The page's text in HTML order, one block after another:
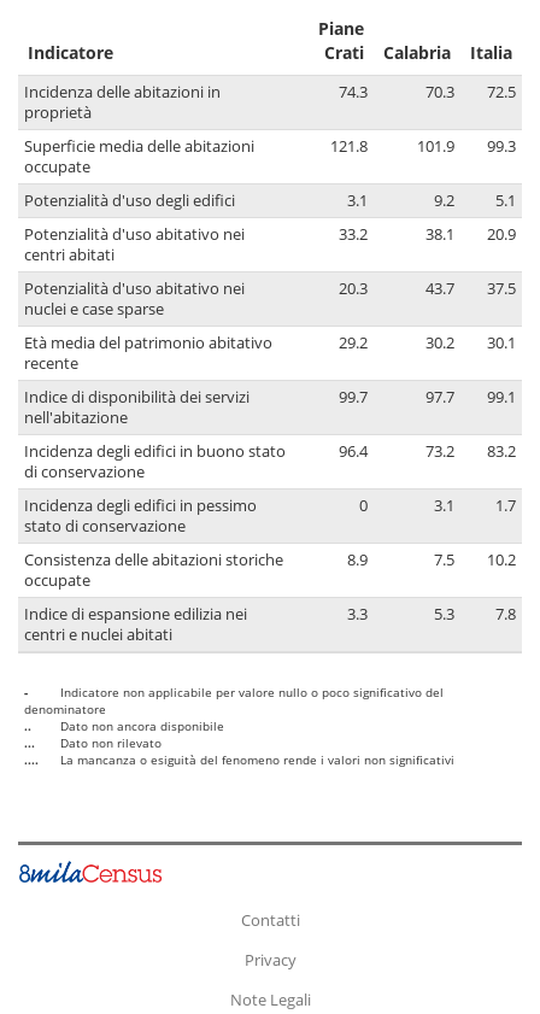
Indicatore
Piane
Crati
Calabria Italia
Incidenza delle abitazioni in
proprietà
74.3 70.3 72.5
Superficie media delle abitazioni
occupate
121.8 101.9 99.3
Potenzialità d'uso degli edifici 3.1 9.2
5.1
Potenzialità d'uso abitativo nei
centri abitati
33.2 38.1 20.9
Potenzialità d'uso abitativo nei
nuclei e case sparse
20.3 43.7 37.5
Età media del patrimonio abitativo
recente
29.2 30.2 30.1
Indice di disponibilità dei servizi
nell'abitazione
99.7 97.7 99.1
Incidenza degli edifici in buono stato
di conservazione
96.4 73.2 83.2
Incidenza degli edifici in pessimo
stato di conservazione
0 3.1 1.7
Consistenza delle abitazioni storiche
occupate
8.9 7.5 10.2
Indice di espansione edilizia nei
centri e nuclei abitati
3.3 5.3 7.8
-
Indicatore non applicabile per valore nullo o poco significativo del
denominatore
..
Dato non ancora disponibile
...
Dato non rilevato
....
La mancanza o esiguità del fenomeno rende i valori non significativi
Contatti
Privacy
Note Legali